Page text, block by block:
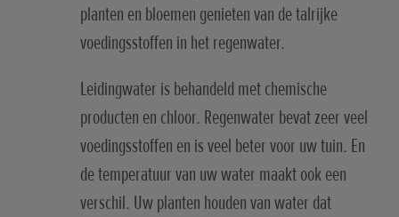
planten en bloemen genieten van de talrijke
voedingsstoffen in het regenwater.
Leidingwater is behandeld met chemische
producten en chloor. Regenwater bevat zeer veel
voedingsstoffen en is veel beter voor uw tuin. En
de temperatuur van uw water maakt ook een
verschil. Uw planten houden van water dat